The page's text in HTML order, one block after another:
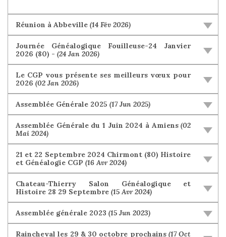
Réunion à Abbeville (14 Fév 2026)
Journée Généalogique Fouilleuse-24 Janvier
2026 (80) - (24 Jan 2026)
Le CGP vous présente ses meilleurs vœux pour
2026 (02 Jan 2026)
Assemblée Générale 2025 (17 Jun 2025)
Assemblée Générale du 1 Juin 2024 à Amiens(02
Mai 2024)
21 et 22 Septembre 2024 Chirmont (80) Histoire
et Généalogie CGP (16 Avr 2024)
Chateau-Thierry Salon Généalogique et
Histoire 28 29 Septembre (15 Avr 2024)
Assemblée générale 2023 (15 Jun 2023)
Raincheval les 29 & 30 octobre prochains(17 Oct